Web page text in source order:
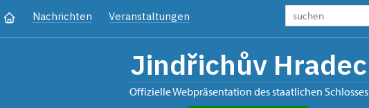
Nachrichten Veranstaltungen
Jindřichův Hradec
offizielle Webpräsentation des staatlichen Schlosses